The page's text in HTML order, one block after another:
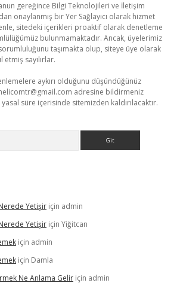
gereğince Bilgi Teknolojileri ve İletişim
onaylanmış bir Yer Sağlayıcı olarak hizmet
sitedeki içerikleri proaktif olarak denetleme
bulunmamaktadır. Ancak, üyelerimiz
taşımakta olup, siteye üye olarak
sayılırlar.
aykırı olduğunu düşündüğünüz
adresine bildirmeniz
süre içerisinde sitemizden kaldırılacaktır.
Yetişir için admin
Yetişir için Yiğitcan
için admin
için Damla
Ne Anlama Gelir için admin